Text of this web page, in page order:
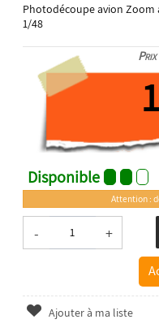
Photodécoupe avion Zoom
1/48
Disponible
Attention :
- +
Ajouter à ma liste